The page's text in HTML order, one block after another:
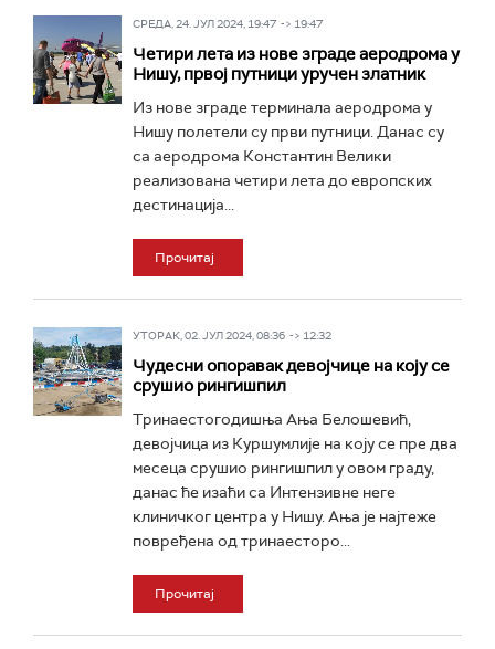
СРЕДА, 24. ЈУЛ 2024, 19:47 -> 19:47
Четири лета из нове зграде аеродрома у
Нишу, првој путници уручен златник
Из нове зграде терминала аеродрома у
Нишу полетели су први путници. Данас су
са аеродрома Константин Велики
реализована четири лета до европских
дестинација...
Прочитај
УТОРАК, 02. ЈУЛ 2024, 08:36 -> 12:32
Чудесни опоравак девојчице на коју се
срушио рингишпил
Тринаестогодишња Ања Белошевић,
девојчица из Куршумлије на коју се пре два
месеца срушио рингишпил у овом граду,
данас ће изаћи са Интензивне неге
клиничког центра у Нишу. Ања је најтеже
повређена од тринаесторо...
Прочитај